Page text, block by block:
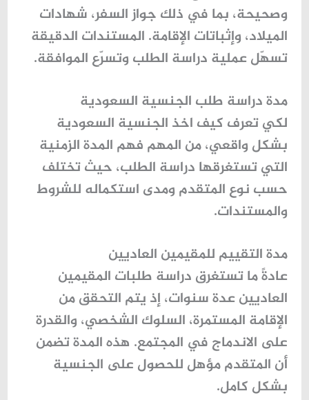
وصحيحة، بما في ذلك جواز السفر، شهادات
الميلاد، وإثباتات الإقامة. المستندات الدقيقة
تسهّل عملية دراسة الطلب وتسرّع الموافقة.
مدة دراسة طلب الجنسية السعودية
لكي تعرف كيف اخذ الجنسية السعودية
بشكل واقعي، من المهم فهم المدة الزمنية
التي تستغرقها دراسة الطلب، حيث تختلف
حسب نوع المتقدم ومدى استكماله للشروط
والمستندات.
مدة التقييم للمقيمين العاديين
عادةً ما تستغرق دراسة طلبات المقيمين
العاديين عدة سنوات، إذ يتم التحقق من
الإقامة المستمرة، السلوك الشخصي، والقدرة
على الاندماج في المجتمع. هذه المدة تضمن
أن المتقدم مؤهل للحصول على الجنسية
بشكل كامل.